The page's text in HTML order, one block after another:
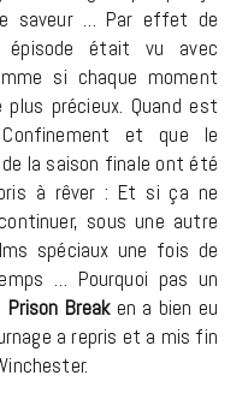
saveur … Par effet de
épisode était vu avec
si chaque moment
précieux. Quand est
et que le
la saison finale ont été
à rêver : Et si ça ne
sous une autre
spéciaux une fois de
… Pourquoi pas un
Prison Breaken a bien eu
a repris et a mis fin